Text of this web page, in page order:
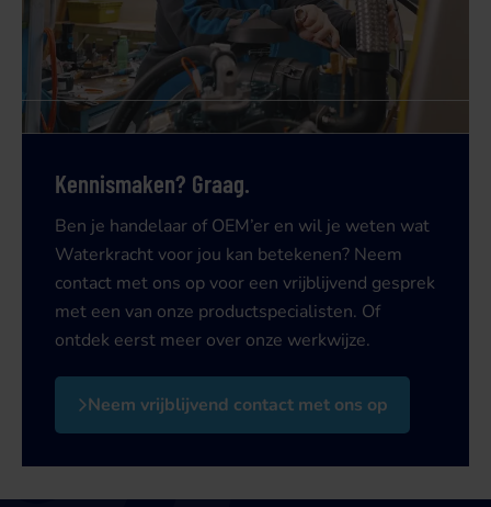
Kennismaken? Graag.
Ben je handelaar of OEM’er en wil je weten wat
Waterkracht voor jou kan betekenen? Neem
contact met ons op voor een vrijblijvend gesprek
met een van onze productspecialisten. Of
ontdek eerst meer over onze werkwijze.
Neem vrijblijvend contact met ons op